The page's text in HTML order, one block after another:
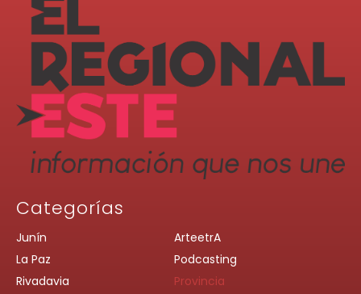
Categorías
Junín
La Paz
Rivadavia
ArteetrA
Podcasting
Provincia